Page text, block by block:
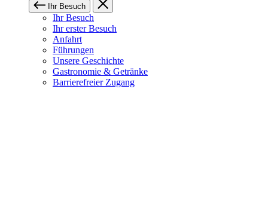
Ihr Besuch
Ihr Besuch
Ihr erster Besuch
Anfahrt
Führungen
Unsere Geschichte
Gastronomie & Getränke
Barrierefreier Zugang